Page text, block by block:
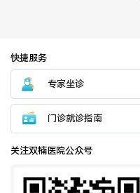
快捷服务
专家坐诊
门诊就诊指南
关注双楠医院公众号